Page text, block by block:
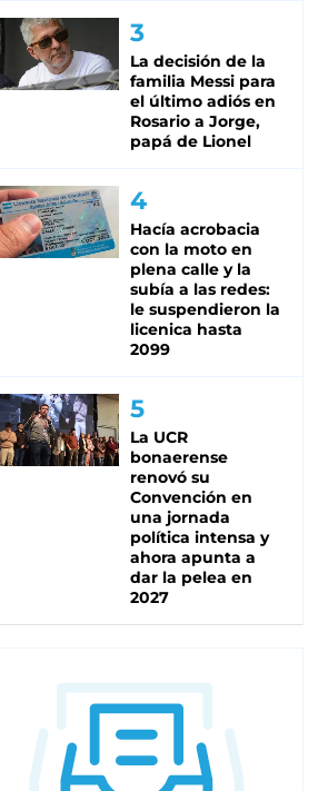
La decisión de la
familia Messi para
el último adiós en
Rosario a Jorge,
papá de Lionel
Hacía acrobacia
con la moto en
plena calle y la
subía a las redes:
le suspendieron la
licenica hasta
2099
La UCR
bonaerense
renovó su
Convención en
una jornada
política intensa y
ahora apunta a
dar la pelea en
2027